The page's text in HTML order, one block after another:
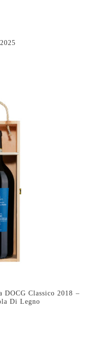
DOCG Classico 2018 –
Di Legno